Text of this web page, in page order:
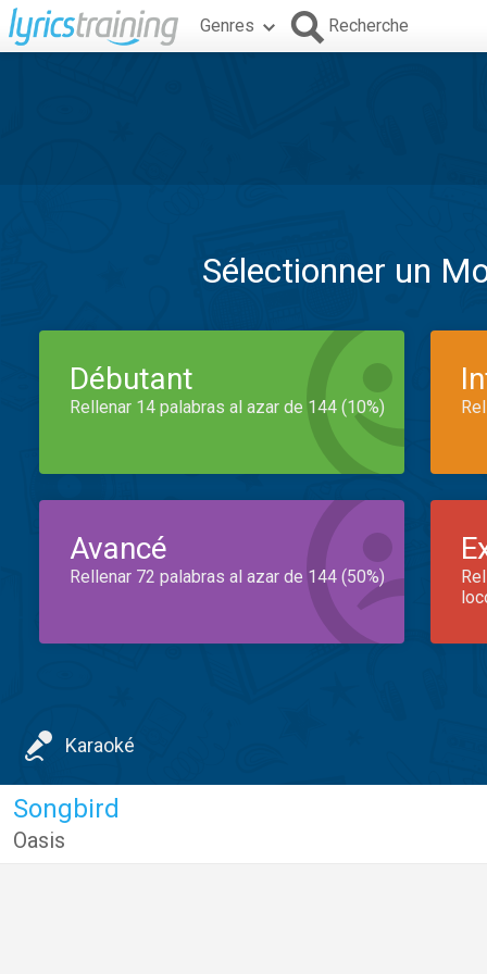
Genres Recherche
Sélectionner un
Débutant
Rellenar 14 palabras al azar de 144 (10%)
Avancé
Rellenar 72 palabras al azar de 144 (50%)
Karaoké
Songbird
Oasis